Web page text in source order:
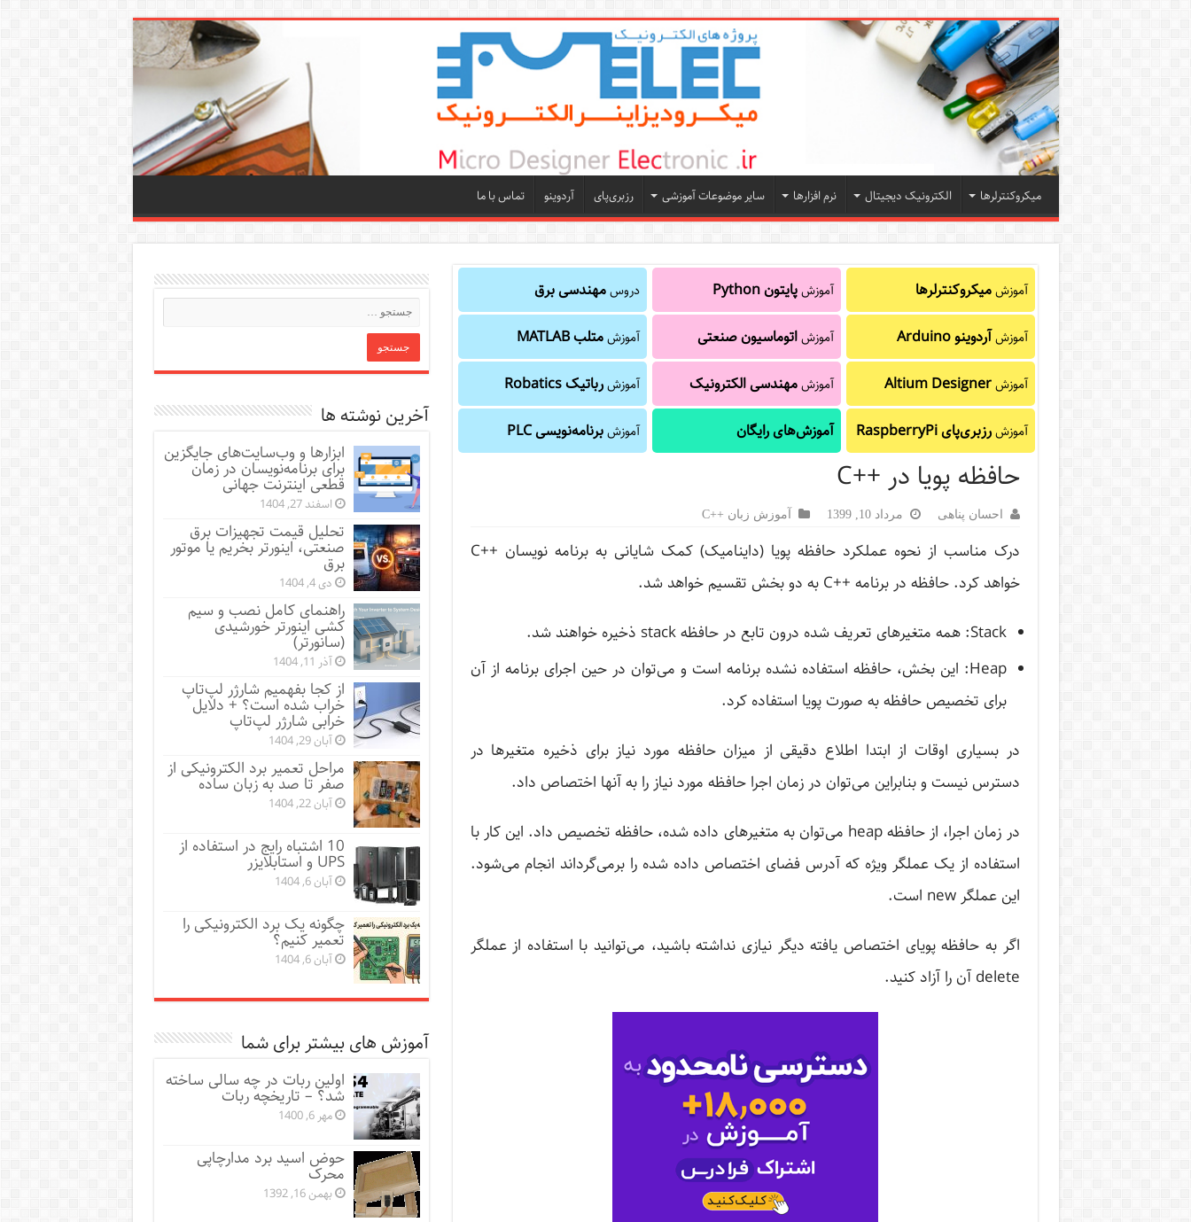
میکروکنترلرها الکترونیک دیجیتال نرم افزارها سایر موضوعات آموزشی رزبری‌پای آردوینو تماس با ما
آموزشمیکروکنترلرها
آموزشآردوینو Arduino
آموزشAltium Designer
آموزشرزبری‌پای RaspberryPi
آموزشپایتون Python
آموزشاتوماسیون صنعتی
آموزشمهندسی الکترونیک
آموزش‌های رایگان
دروسمهندسی برق
آموزشمتلب MATLAB
آموزشرباتیک Robatics
آموزشبرنامه‌نویسی PLC
حافظه پویا در ++C
احسان پناهی مرداد 10, 1399 آموزش زبان ++C
درک مناسب از نحوه عملکرد حافظه پویا (داینامیک) کمک شایانی به برنامه نویسان ++C
خواهد کرد. حافظه در برنامه ++C به دو بخش تقسیم خواهد شد.
Stack: همه متغیرهای تعریف شده درون تابع در حافظه stack ذخیره خواهند شد.
Heap: این بخش، حافظه استفاده نشده برنامه است و می‌توان در حین اجرای برنامه از آن
برای تخصیص حافظه به صورت پویا استفاده کرد.
در بسیاری اوقات از ابتدا اطلاع دقیقی از میزان حافظه مورد نیاز برای ذخیره متغیرها در
دسترس نیست و بنابراین می‌توان در زمان اجرا حافظه مورد نیاز را به آنها اختصاص داد.
در زمان اجرا، از حافظه heap می‌توان به متغیرهای داده شده، حافظه تخصیص داد. این کار با
استفاده از یک عملگر ویژه که آدرس فضای اختصاص داده شده را برمی‌گرداند انجام می‌شود.
این عملگر new است.
اگر به حافظه پویای اختصاص یافته دیگر نیازی نداشته باشید، می‌توانید با استفاده از عملگر
delete آن را آزاد کنید.
آخرین نوشته ها
ابزارها و وب‌سایت‌های جایگزین
برای برنامه‌نویسان در زمان
قطعی اینترنت جهانی
اسفند 27, 1404
تحلیل قیمت تجهیزات برق
صنعتی، اینورتر بخریم یا موتور
برق
دی 4, 1404
راهنمای کامل نصب و سیم
کشی اینورتر خورشیدی
(سانورتر)
آذر 11, 1404
از کجا بفهمیم شارژر لپ‌تاپ
خراب شده است؟ + دلایل
خرابی شارژر لپ‌تاپ
آبان 29, 1404
مراحل تعمیر برد الکترونیکی از
صفر تا صد به زبان ساده
آبان 22, 1404
10 اشتباه رایج در استفاده از
UPS و استابلایزر
آبان 6, 1404
چگونه یک برد الکترونیکی را
تعمیر کنیم؟
آبان 6, 1404
آموزش های بیشتر برای شما
اولین ربات در چه سالی ساخته
شد؟ – تاریخچه ربات
مهر 6, 1400
حوض اسید برد مدارچاپی
محرک
بهمن 16, 1392